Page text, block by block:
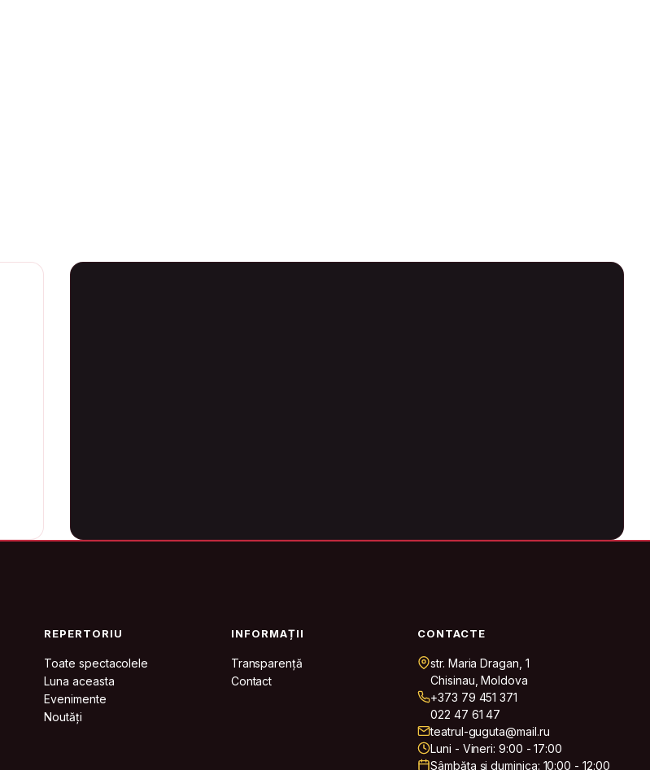
REPERTORIU
Toate spectacolele
Luna aceasta
Evenimente
Noutăți
INFORMAȚII
Transparență
Contact
CONTACTE
str. Maria Dragan, 1
Chisinau, Moldova
+373 79 451 371
022 47 61 47
teatrul-guguta@mail.ru
Luni - Vineri: 9:00 - 17:00
Sâmbăta și duminica: 10:00 - 12:00